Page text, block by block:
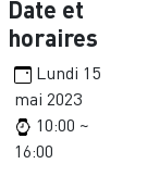
Date et
horaires
Lundi 15
mai 2023
10:00 ~
16:00